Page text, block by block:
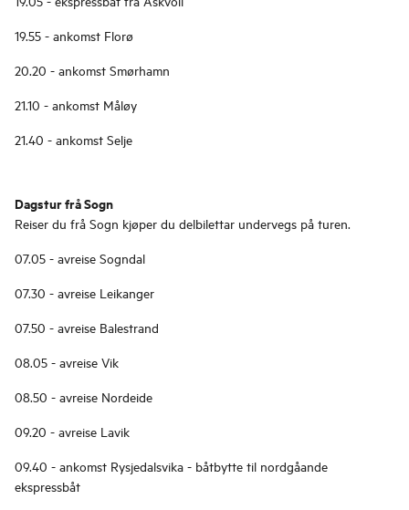
19.55 - ankomst Florø
20.20 - ankomst Smørhamn
21.10 - ankomst Måløy
21.40 - ankomst Selje
Dagstur frå Sogn
Reiser du frå Sogn kjøper du delbilettar undervegs på turen.
07.05 - avreise Sogndal
07.30 - avreise Leikanger
07.50 - avreise Balestrand
08.05 - avreise Vik
08.50 - avreise Nordeide
09.20 - avreise Lavik
09.40 - ankomst Rysjedalsvika - båtbytte til nordgåande
ekspressbåt